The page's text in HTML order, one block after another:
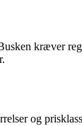
kræver
og